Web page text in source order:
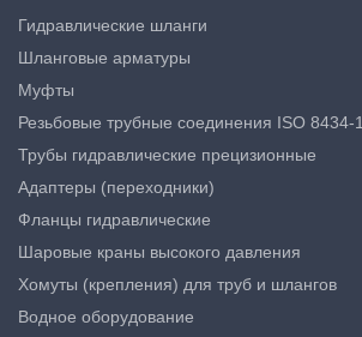
Гидравлические шланги
Шланговые арматуры
Муфты
Резьбовые трубные соединения ISO 8434-1
Трубы гидравлические прецизионные
Адаптеры (переходники)
Фланцы гидравлические
Шаровые краны высокого давления
Хомуты (крепления) для труб и шлангов
Водное оборудование